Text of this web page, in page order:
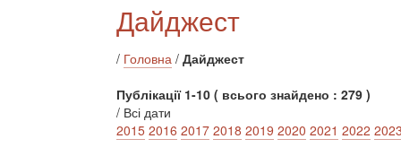
Дайджест
/ Головна / Дайджест
Публікації 1-10 ( всього знайдено : 279 )
/ Всі дати
2015 2016 2017 2018 2019 2020 2021 2022